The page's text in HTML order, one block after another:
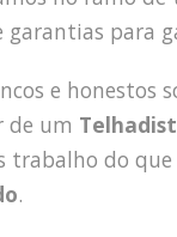
garantias para
e honestos
de um
trabalho do
.